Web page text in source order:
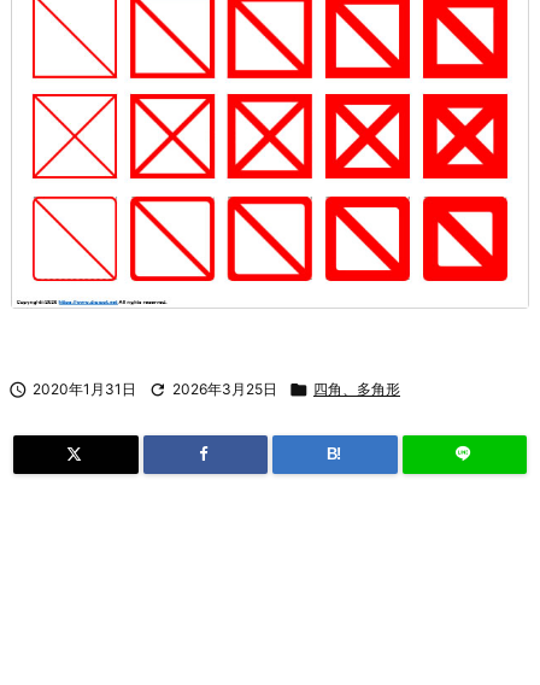
 2020年1月31日  2026年3月25日  四角、多角形
B!